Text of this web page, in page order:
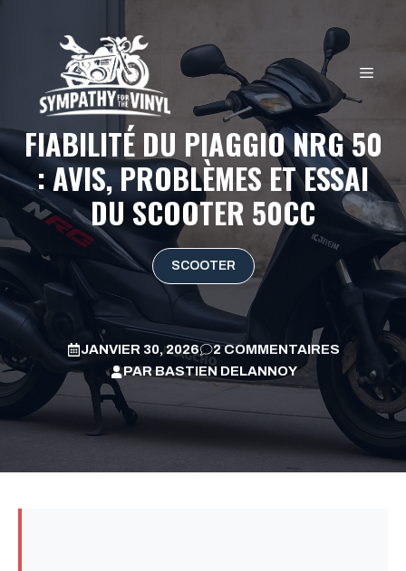
FIABILITÉ DU PIAGGIO NRG 50
: AVIS, PROBLÈMES ET ESSAI
DU SCOOTER 50CC
SCOOTER
JANVIER 30, 2026
2 COMMENTAIRES
PARBASTIEN DELANNOY